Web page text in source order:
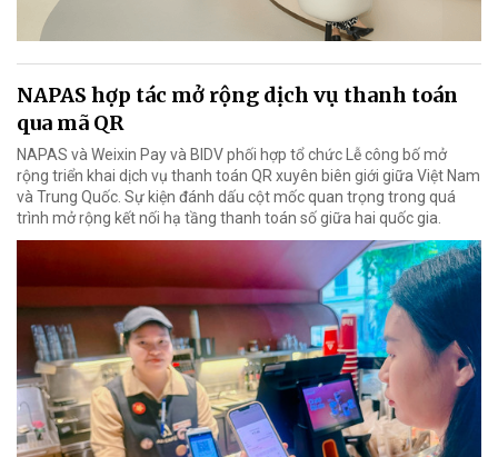
NAPAS hợp tác mở rộng dịch vụ thanh toán
qua mã QR
NAPAS và Weixin Pay và BIDV phối hợp tổ chức Lễ công bố mở
rộng triển khai dịch vụ thanh toán QR xuyên biên giới giữa Việt Nam
và Trung Quốc. Sự kiện đánh dấu cột mốc quan trọng trong quá
trình mở rộng kết nối hạ tầng thanh toán số giữa hai quốc gia.